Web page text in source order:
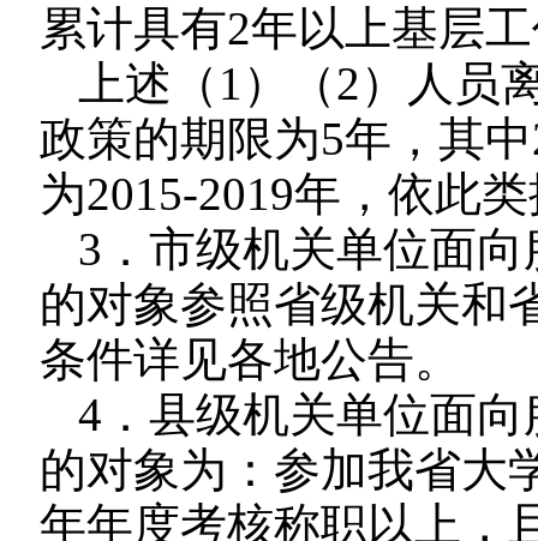
累计具有2年以上基层
上述（1）（2）人员
政策的期限为5年，其
为2015-2019年，依此
3．市级机关单位面
的对象参照省级机关和
条件详见各地公告。
4．县级机关单位面
的对象为：参加我省大
年年度考核称职以上，